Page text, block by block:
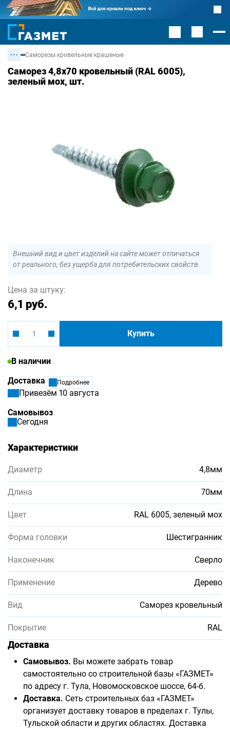
Саморезы кровельные крашеные
Саморез 4,8х70 кровельный (RAL 6005),
зеленый мох, шт.
Внешний вид и цвет изделий на сайте может отличаться
от реального, без ущерба для потребительских свойств.
Цена за штуку:
6,1 руб.
Купить
В наличии
Доставка
Подробнее
Привезём 10 августа
Самовывоз
Сегодня
Характеристики
Диаметр 4,8мм
Длина 70мм
Цвет RAL 6005, зеленый мох
Форма головки Шестигранник
Наконечник Сверло
Применение Дерево
Вид Саморез кровельный
Покрытие RAL
Доставка
Самовывоз. Вы можете забрать товар
самостоятельно со строительной базы «ГАЗМЕТ»
по адресу г. Тула, Новомосковское шоссе, 64-б.
Доставка. Сеть строительных баз «ГАЗМЕТ»
организует доставку товаров в пределах г. Тулы,
Тульской области и других областях. Доставка